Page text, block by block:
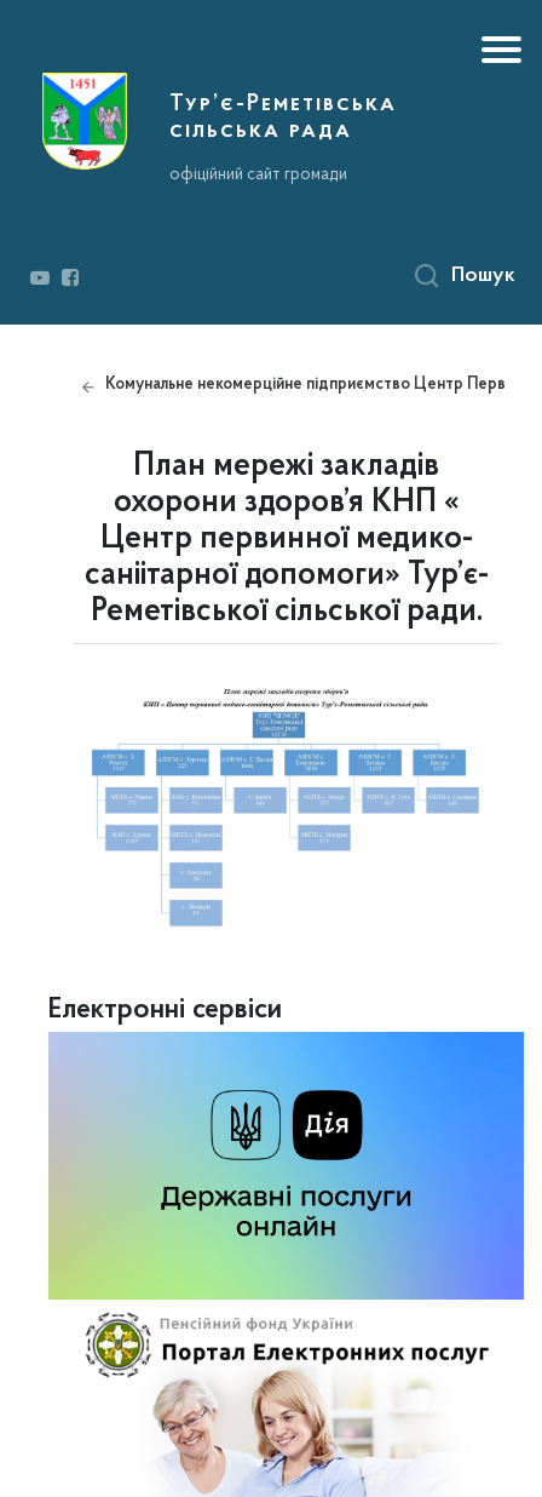
Тур’є-Реметівська
сільська рада
офіційний сайт громади
Пошук
Комунальне некомерційне підприємство Центр
План мережі закладів
охорони здоров’я КНП «
Центр первинної медико-
саніітарної допомоги» Тур’є-
Реметівської сільської ради.
Електронні сервіси